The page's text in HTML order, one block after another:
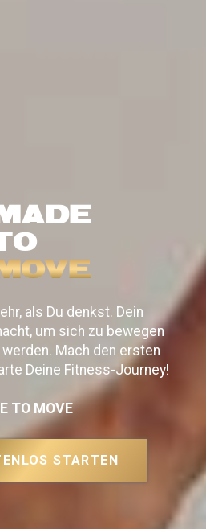
als Du denkst. Dein
um sich zu bewegen
Mach den ersten
Deine Fitness-Journey!
TO MOVE
STARTEN